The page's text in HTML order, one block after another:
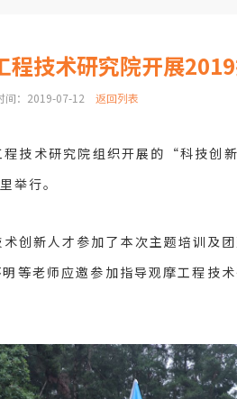
技术研究院开展
间：2019-07-12 返回列表
程技术研究院组织开展的“科技
举行。
术创新人才参加了本次主题培训及
等老师应邀参加指导观摩工程技